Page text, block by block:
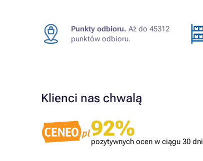
Punkty odbioru. Aż do 45312
punktów odbioru.
Klienci nas chwalą
92%
pozytywnych ocen w ciągu 30 dni
Szybko, sprawnie ?